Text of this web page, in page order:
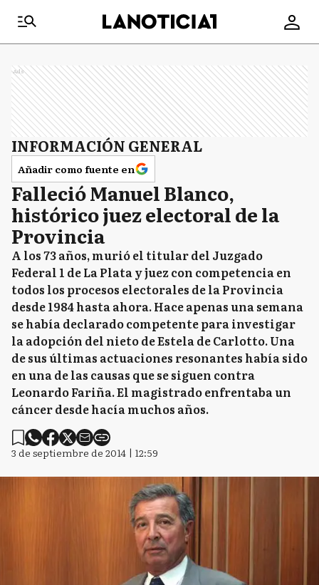
Ads
INFORMACIÓN GENERAL
Añadir como fuente en
Falleció Manuel Blanco,
histórico juez electoral de la
Provincia
A los 73 años, murió el titular del Juzgado
Federal 1 de La Plata y juez con competencia en
todos los procesos electorales de la Provincia
desde 1984 hasta ahora. Hace apenas una semana
se había declarado competente para investigar
la adopción del nieto de Estela de Carlotto. Una
de sus últimas actuaciones resonantes había sido
en una de las causas que se siguen contra
Leonardo Fariña. El magistrado enfrentaba un
cáncer desde hacía muchos años.
3 de septiembre de 2014 | 12:59